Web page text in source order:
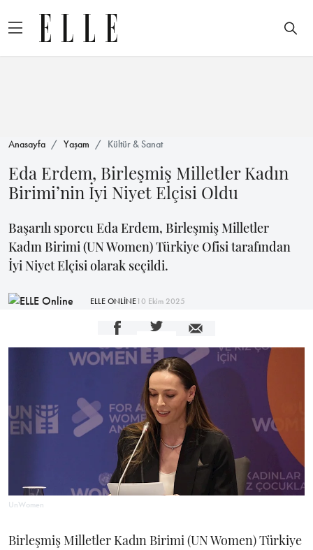
Anasayfa Yaşam Kültür & Sanat
Eda Erdem, Birleşmiş Milletler Kadın
Birimi’nin İyi Niyet Elçisi Oldu
Başarılı sporcu Eda Erdem, Birleşmiş Milletler
Kadın Birimi (UN Women) Türkiye Ofisi tarafından
İyi Niyet Elçisi olarak seçildi.
ELLE ONLİNE10 Ekim 2025
UnWomen
Birleşmiş Milletler Kadın Birimi (UN Women) Türkiye